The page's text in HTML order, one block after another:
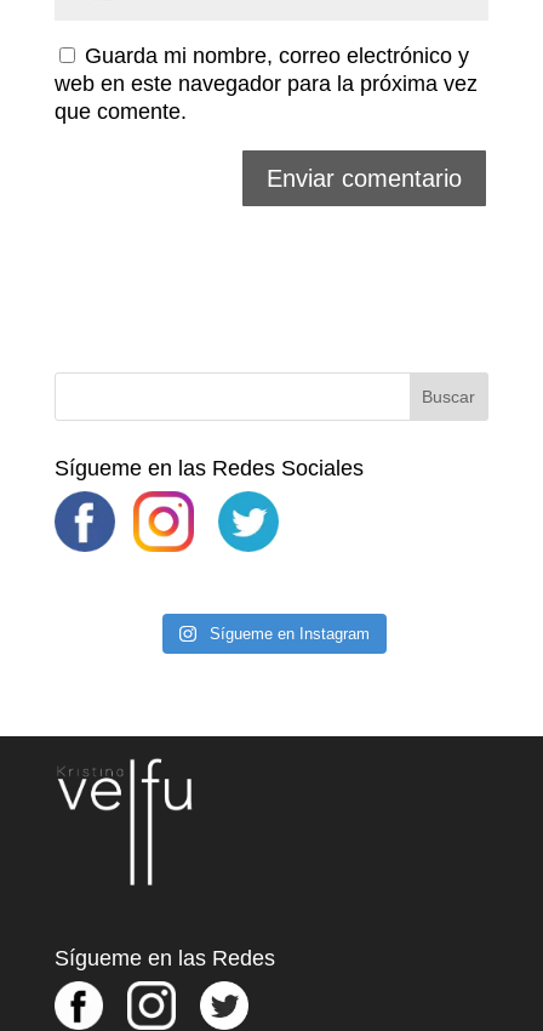
Guarda mi nombre, correo electrónico y
web en este navegador para la próxima vez
que comente.
Sígueme en las Redes Sociales
Sígueme en Instagram
Sígueme en las Redes